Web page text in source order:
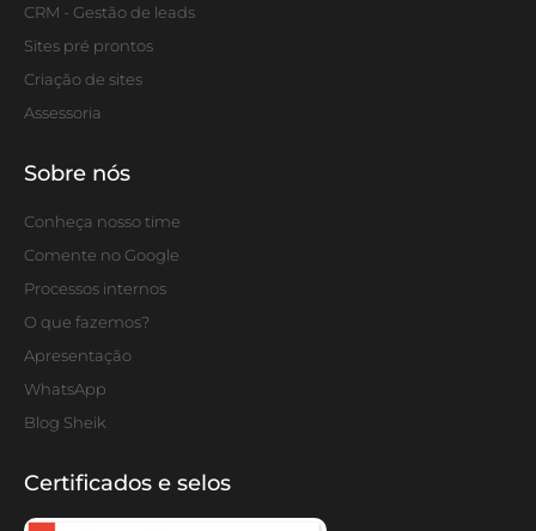
CRM - Gestão de leads
Sites pré prontos
Criação de sites
Assessoria
Sobre nós
Conheça nosso time
Comente no Google
Processos internos
O que fazemos?
Apresentação
WhatsApp
Blog Sheik
Certificados e selos